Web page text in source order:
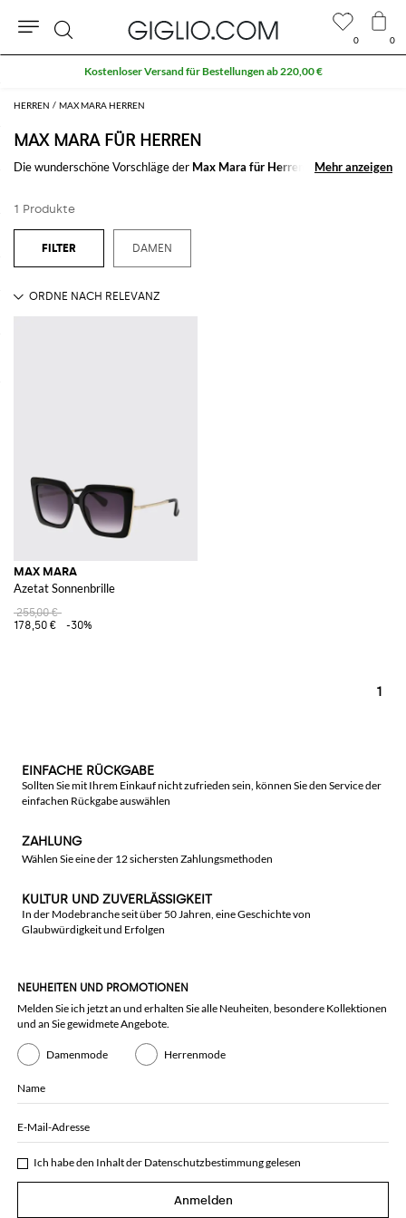
HERREN MAX MARA HERREN
MAX MARA FÜR HERREN
Die wunderschöne Vorschläge der Max Mara für Herren
mode
Entdecken Sie die exklusive
GIGLIO.COM
Mehr anzeigen
Mehr anzeigen
1 Produkte
DAMEN
MAX MARA
Azetat Sonnenbrille
255,00 €
178,50 €
-30%
1
0 0
Suche
Kostenloser Versand für Bestellungen ab 220,00 €
EINFACHE RÜCKGABE
Sollten Sie mit Ihrem Einkauf nicht zufrieden sein, können Sie den Service der
einfachen Rückgabe auswählen
ZAHLUNG
Wählen Sie eine der 12 sichersten Zahlungsmethoden
KULTUR UND ZUVERLÄSSIGKEIT
In der Modebranche seit über 50 Jahren, eine Geschichte von
Glaubwürdigkeit und Erfolgen
NEUHEITEN UND PROMOTIONEN
Melden Sie ich jetzt an und erhalten Sie alle Neuheiten, besondere Kollektionen
und an Sie gewidmete Angebote.
Damenmode Herrenmode
Name
E-Mail-Adresse
Ich habe den Inhalt der Datenschutzbestimmunggelesen
Anmelden